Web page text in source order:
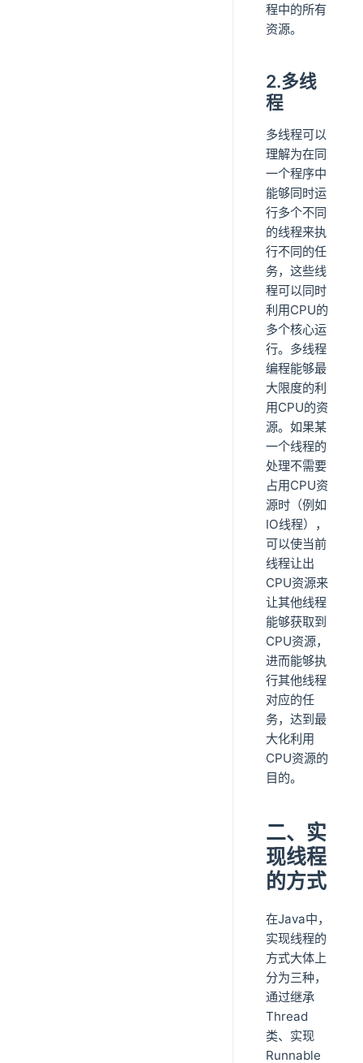
程中的所有
资源。
2.多线
程
多线程可以
理解为在同
一个程序中
能够同时运
行多个不同
的线程来执
行不同的任
务，这些线
程可以同时
利用CPU的
多个核心运
行。多线程
编程能够最
大限度的利
用CPU的资
源。如果某
一个线程的
处理不需要
占用CPU资
源时（例如
IO线程），
可以使当前
线程让出
CPU资源来
让其他线程
能够获取到
CPU资源，
进而能够执
行其他线程
对应的任
务，达到最
大化利用
CPU资源的
目的。
二、实
现线程
的方式
在Java中，
实现线程的
方式大体上
分为三种，
通过继承
Thread
类、实现
Runnable